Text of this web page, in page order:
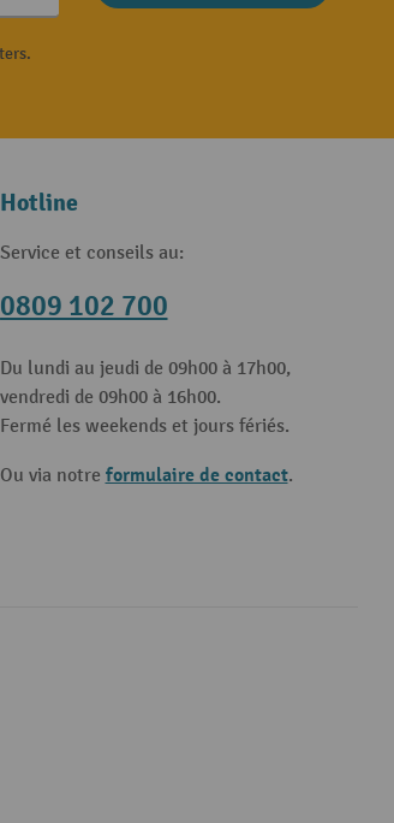
Hotline
Service et conseils au:
0809 102 700
Du lundi au jeudi de 09h00 à 17h00,
vendredi de 09h00 à 16h00.
Fermé les weekends et jours fériés.
Ou via notre formulaire de contact.